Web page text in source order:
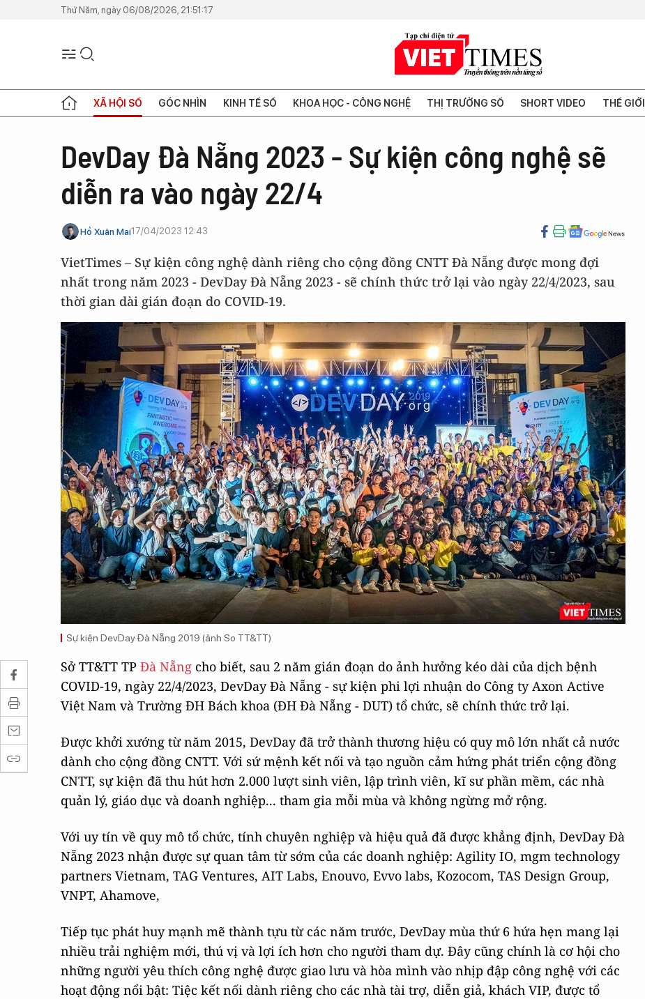
Thứ Năm, ngày 06/08/2026, 21:51:17
XÃ HỘI SỐ GÓC NHÌN KINH TẾ SỐ KHOA HỌC - CÔNG NGHỆ THỊ TRƯỜNG SỐ SHORT VIDEO THẾ GIỚI
DevDay Đà Nẵng 2023 - Sự kiện công nghệ sẽ
diễn ra vào ngày 22/4
Hồ Xuân Mai17/04/2023 12:43
VietTimes – Sự kiện công nghệ dành riêng cho cộng đồng CNTT Đà Nẵng được mong đợi
nhất trong năm 2023 - DevDay Đà Nẵng 2023 - sẽ chính thức trở lại vào ngày 22/4/2023, sau
thời gian dài gián đoạn do COVID-19.
Sự kiện DevDay Đà Nẵng 2019 (ảnh So TT&TT)
Sở TT&TT TP Đà Nẵng cho biết, sau 2 năm gián đoạn do ảnh hưởng kéo dài của dịch bệnh
COVID-19, ngày 22/4/2023, DevDay Đà Nẵng - sự kiện phi lợi nhuận do Công ty Axon Active
Việt Nam và Trường ĐH Bách khoa (ĐH Đà Nẵng - DUT) tổ chức, sẽ chính thức trở lại.
Được khởi xướng từ năm 2015, DevDay đã trở thành thương hiệu có quy mô lớn nhất cả nước
dành cho cộng đồng CNTT. Với sứ mệnh kết nối và tạo nguồn cảm hứng phát triển cộng đồng
CNTT, sự kiện đã thu hút hơn 2.000 lượt sinh viên, lập trình viên, kĩ sư phần mềm, các nhà
quản lý, giáo dục và doanh nghiệp... tham gia mỗi mùa và không ngừng mở rộng.
Với uy tín về quy mô tổ chức, tính chuyên nghiệp và hiệu quả đã được khẳng định, DevDay Đà
Nẵng 2023 nhận được sự quan tâm từ sớm của các doanh nghiệp: Agility IO, mgm technology
partners Vietnam, TAG Ventures, AIT Labs, Enouvo, Evvo labs, Kozocom, TAS Design Group,
VNPT, Ahamove,
Tiếp tục phát huy mạnh mẽ thành tựu từ các năm trước, DevDay mùa thứ 6 hứa hẹn mang lại
nhiều trải nghiệm mới, thú vị và lợi ích hơn cho người tham dự. Đây cũng chính là cơ hội cho
những người yêu thích công nghệ được giao lưu và hòa mình vào nhịp đập công nghệ với các
hoạt động nổi bật: Tiệc kết nối dành riêng cho các nhà tài trợ, diễn giả, khách VIP, được tổ